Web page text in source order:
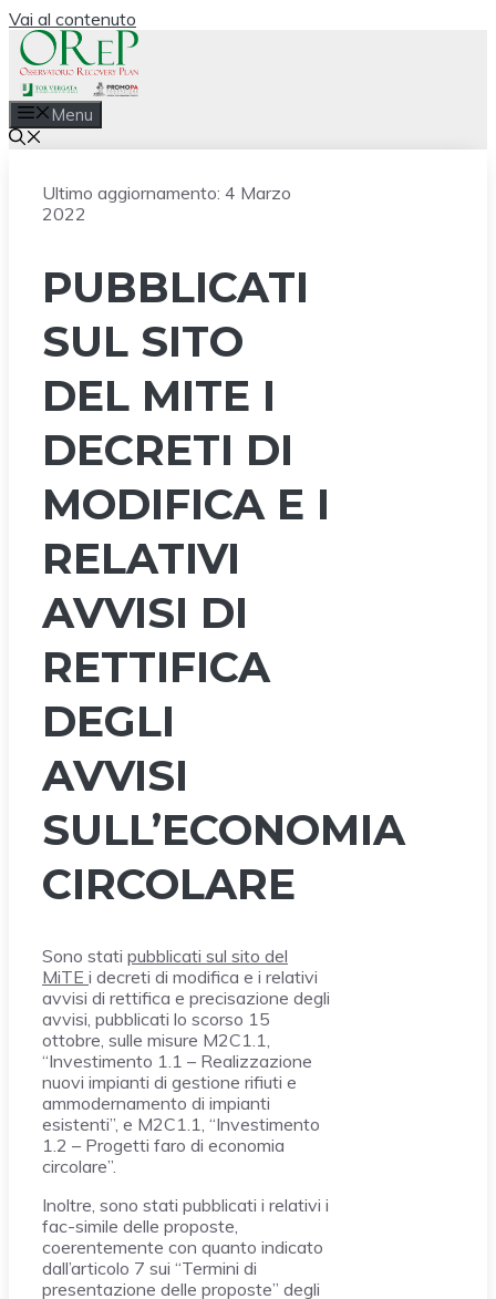
Vai al contenuto
Menu
Ultimo aggiornamento: 4 Marzo
2022
PUBBLICATI
SUL SITO
DEL MITE I
DECRETI DI
MODIFICA E I
RELATIVI
AVVISI DI
RETTIFICA
DEGLI
AVVISI
SULL’ECONOMIA
CIRCOLARE
Sono stati pubblicati sul sito del
MiTE i decreti di modifica e i relativi
avvisi di rettifica e precisazione degli
avvisi, pubblicati lo scorso 15
ottobre, sulle misure M2C1.1,
“Investimento 1.1 – Realizzazione
nuovi impianti di gestione rifiuti e
ammodernamento di impianti
esistenti”, e M2C1.1, “Investimento
1.2 – Progetti faro di economia
circolare”.
Inoltre, sono stati pubblicati i relativi i
fac-simile delle proposte,
coerentemente con quanto indicato
dall’articolo 7 sui “Termini di
presentazione delle proposte” degli